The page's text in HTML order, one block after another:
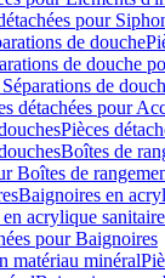
pour
de douche
de douche
de
détachées pour
Pièces
Boîtes de
Boîtes de
Baignoires en
acrylique sanitaire
pour Baignoires
matériau minéral